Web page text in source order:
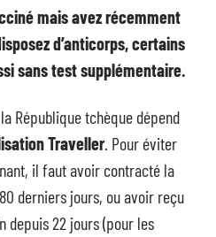
mais avez récemment
d’anticorps, certains
sans test supplémentaire.
République tchèque dépend
Traveller. Pour éviter
il faut avoir contracté la
derniers jours, ou avoir reçu
depuis 22 jours (pour les